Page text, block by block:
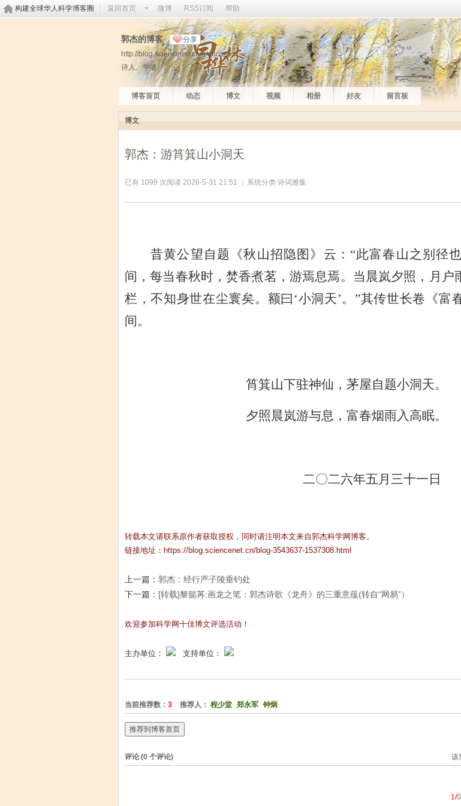
构建全球华人科学博客圈 返回首页 微博 RSS订阅 帮助
郭杰的博客 分享
http://blog.sciencenet.cn/u/guojiesz
诗人、学者
博客首页 动态 博文 视频 相册 好友 留言板
博文
郭杰：游筲箕山小洞天
已有 1099 次阅读 2026-5-31 21:51 系统分类:诗词雅集
昔黄公望自题《秋山招隐图》云： “此富春山之别径
间，每当春秋时，焚香煮茗，游焉息焉。当晨岚夕照，月户
栏，不知身世在尘寰矣。额曰‘小洞天’。”其传世长卷《富
间。
筲箕山下驻神仙，茅屋自题小洞天。
夕照晨岚游与息，富春烟雨入高眠。
二〇二六年五月三十一日
转载本文请联系原作者获取授权，同时请注明本文来自郭杰科学网博客。
链接地址： https://blog.sciencenet.cn/blog-3543637-1537308.html
上一篇： 郭杰：经行严子陵垂钓处
下一篇： [转载]黎懿苒:画龙之笔：郭杰诗歌《龙舟》的三重意蕴(转自“网易”）
欢迎参加科学网十佳博文评选活动！
主办单位： 支持单位：
当前推荐数： 3 推荐人： 程少堂 郑永军 钟炳
推荐到博客首页
该
评论 (0 个评论)
1/